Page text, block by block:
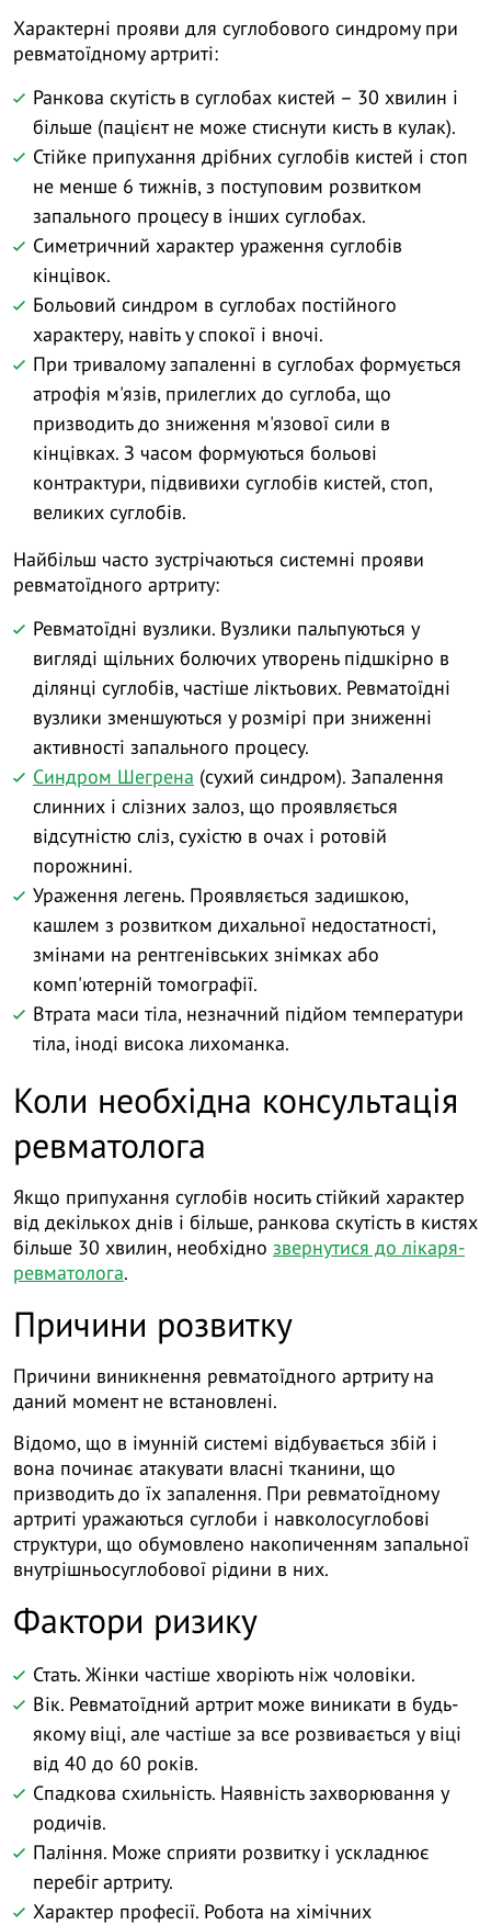
Характерні прояви для суглобового синдрому при
ревматоїдному артриті:
Ранкова скутість в суглобах кистей – 30 хвилин і
більше (пацієнт не може стиснути кисть в кулак).
Стійке припухання дрібних суглобів кистей і стоп
не менше 6 тижнів, з поступовим розвитком
запального процесу в інших суглобах.
Симетричний характер ураження суглобів
кінцівок.
Больовий синдром в суглобах постійного
характеру, навіть у спокої і вночі.
При тривалому запаленні в суглобах формується
атрофія м'язів, прилеглих до суглоба, що
призводить до зниження м'язової сили в
кінцівках. З часом формуються больові
контрактури, підвивихи суглобів кистей, стоп,
великих суглобів.
Найбільш часто зустрічаються системні прояви
ревматоїдного артриту:
Ревматоїдні вузлики. Вузлики пальпуються у
вигляді щільних болючих утворень підшкірно в
ділянці суглобів, частіше ліктьових. Ревматоїдні
вузлики зменшуються у розмірі при зниженні
активності запального процесу.
Синдром Шегрена (сухий синдром). Запалення
слинних і слізних залоз, що проявляється
відсутністю сліз, сухістю в очах і ротовій
порожнині.
Ураження легень. Проявляється задишкою,
кашлем з розвитком дихальної недостатності,
змінами на рентгенівських знімках або
комп'ютерній томографії.
Втрата маси тіла, незначний підйом температури
тіла, іноді висока лихоманка.
Коли необхідна консультація
ревматолога
Якщо припухання суглобів носить стійкий характер
від декількох днів і більше, ранкова скутість в кистях
більше 30 хвилин, необхідно звернутися до лікаря-
ревматолога.
Причини розвитку
Причини виникнення ревматоїдного артриту на
даний момент не встановлені.
Відомо, що в імунній системі відбувається збій і
вона починає атакувати власні тканини, що
призводить до їх запалення. При ревматоїдному
артриті уражаються суглоби і навколосуглобові
структури, що обумовлено накопиченням запальної
внутрішньосуглобової рідини в них.
Фактори ризику
Стать. Жінки частіше хворіють ніж чоловіки.
Вік. Ревматоїдний артрит може виникати в будь-
якому віці, але частіше за все розвивається у віці
від 40 до 60 років.
Спадкова схильність. Наявність захворювання у
родичів.
Паління. Може сприяти розвитку і ускладнює
перебіг артриту.
Характер професії. Робота на хімічних